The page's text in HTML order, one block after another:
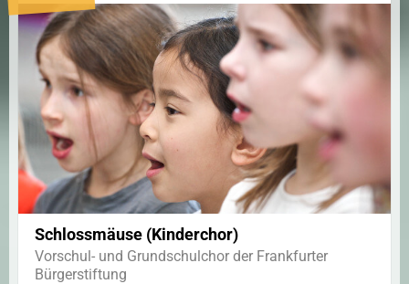
Schlossmäuse (Kinderchor)
Vorschul- und Grundschulchor der Frankfurter
Bürgerstiftung